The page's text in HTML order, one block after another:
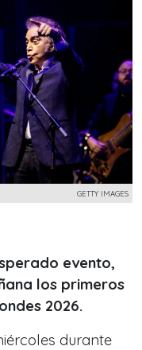
GETTY IMAGES
evento,
los primeros
2026.
durante